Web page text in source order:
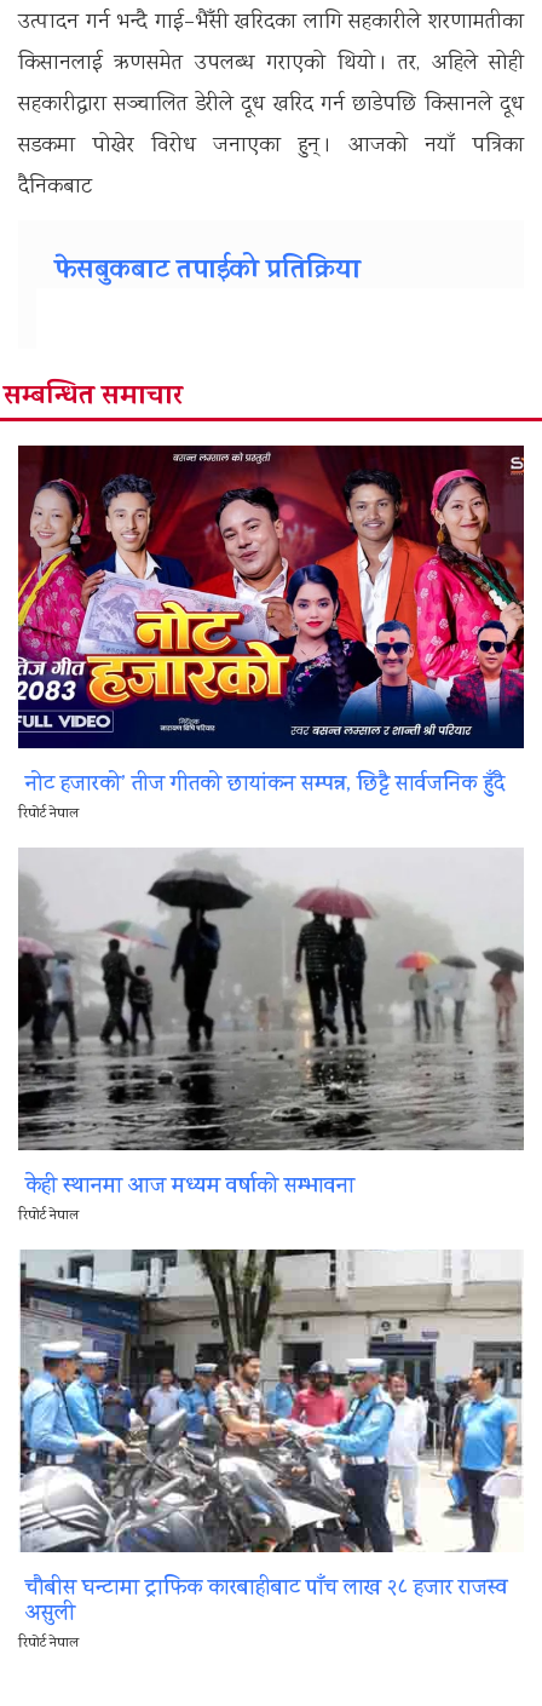
उत्पादन गर्न भन्दै गाई–भैँसी खरिदका लागि सहकारीले शरणामतीका
किसानलाई ऋणसमेत उपलब्ध गराएको थियो । तर, अहिले सोही
सहकारीद्वारा सञ्चालित डेरीले दूध खरिद गर्न छाडेपछि किसानले दूध
सडकमा पोखेर विरोध जनाएका हुन् । आजको नयाँ पत्रिका
दैनिकबाट
फेसबुकबाट तपाईको प्रतिक्रिया
सम्बन्धित समाचार
नोट हजारको’ तीज गीतको छायांकन सम्पन्न, छिट्टै सार्वजनिक हुँदै
रिपोर्ट नेपाल
केही स्थानमा आज मध्यम वर्षाको सम्भावना
रिपोर्ट नेपाल
चौबीस घन्टामा ट्राफिक कारबाहीबाट पाँच लाख २८ हजार राजस्व
असुली
रिपोर्ट नेपाल